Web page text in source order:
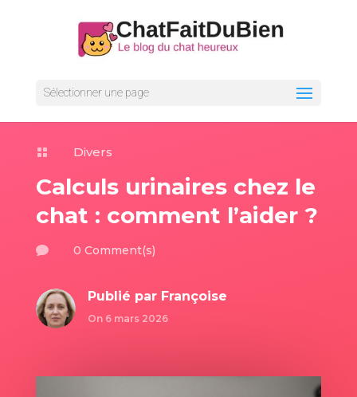
Sélectionner une page
 Divers
Calculs urinaires chez le
chat : comment l’aider ?
 0 Comment(s)
Publié par Françoise
On 6 mars 2026